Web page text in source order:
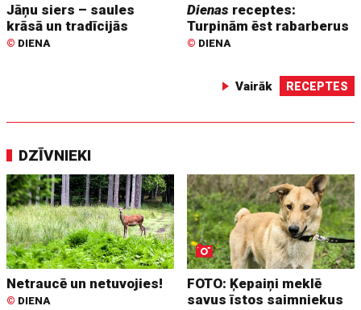
Jāņu siers – saules
krāsā un tradīcijās
© DIENA
Dienas receptes:
Turpinām ēst rabarberus
© DIENA
Vairāk RECEPTES
DZĪVNIEKI
Netraucē un netuvojies!
© DIENA
FOTO: Ķepaiņi meklē
savus īstos saimniekus